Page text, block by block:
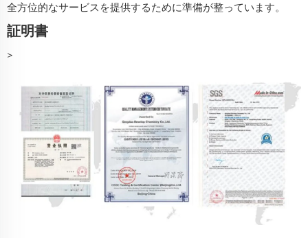
全方位的なサービスを提供するために準備が整っています。
証明書
>